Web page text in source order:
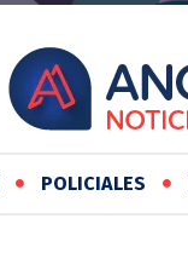
POLICIALES